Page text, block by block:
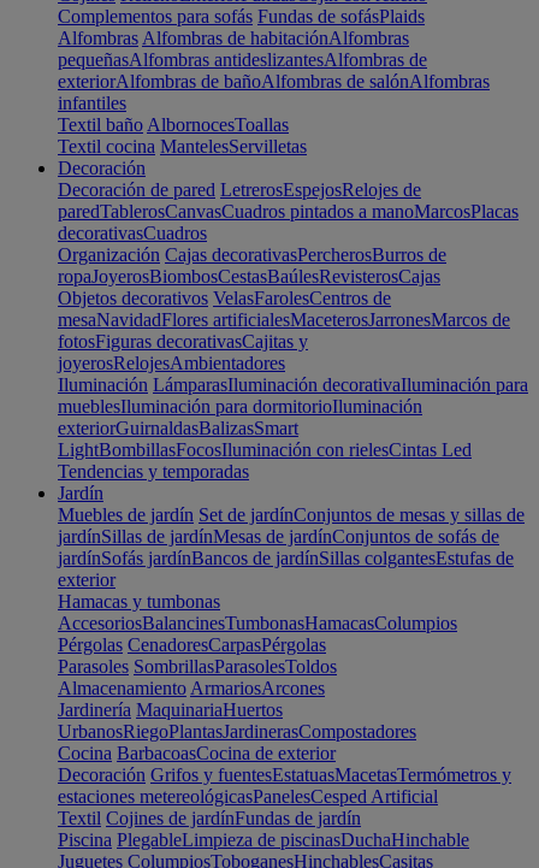
Complementos para sofás Fundas de sofásPlaids
Alfombras Alfombras de habitaciónAlfombras
pequeñasAlfombras antideslizantesAlfombras de
exteriorAlfombras de bañoAlfombras de salónAlfombras
infantiles
Textil baño AlbornocesToallas
Textil cocina MantelesServilletas
Decoración
Decoración de pared LetrerosEspejosRelojes de
paredTablerosCanvasCuadros pintados a manoMarcosPlacas
decorativasCuadros
Organización Cajas decorativasPercherosBurros de
ropaJoyerosBiombosCestasBaúlesRevisterosCajas
Objetos decorativos VelasFarolesCentros de
mesaNavidadFlores artificialesMaceterosJarronesMarcos de
fotosFiguras decorativasCajitas y
joyerosRelojesAmbientadores
Iluminación LámparasIluminación decorativaIluminación para
mueblesIluminación para dormitorioIluminación
exteriorGuirnaldasBalizasSmart
LightBombillasFocosIluminación con rielesCintas Led
Tendencias y temporadas
Jardín
Muebles de jardín Set de jardínConjuntos de mesas y sillas de
jardínSillas de jardínMesas de jardínConjuntos de sofás de
jardínSofás jardínBancos de jardínSillas colgantesEstufas de
exterior
Hamacas y tumbonas
AccesoriosBalancinesTumbonasHamacasColumpios
Pérgolas CenadoresCarpasPérgolas
Parasoles SombrillasParasolesToldos
Almacenamiento ArmariosArcones
Jardinería MaquinariaHuertos
UrbanosRiegoPlantasJardinerasCompostadores
Cocina BarbacoasCocina de exterior
Decoración Grifos y fuentesEstatuasMacetasTermómetros y
estaciones metereológicasPanelesCesped Artificial
Textil Cojines de jardínFundas de jardín
Piscina PlegableLimpieza de piscinasDuchaHinchable
Juguetes ColumpiosToboganesHinchablesCasitas